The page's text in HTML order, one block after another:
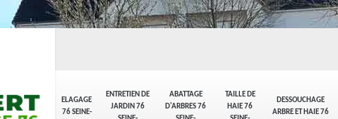
ELAGAGE
76 SEINE-
ENTRETIEN DE
JARDIN 76
ABATTAGE
D'ARBRES 76
TAILLE DE
HAIE 76
DESSOUCHAGE
ARBRE ET HAIE 76